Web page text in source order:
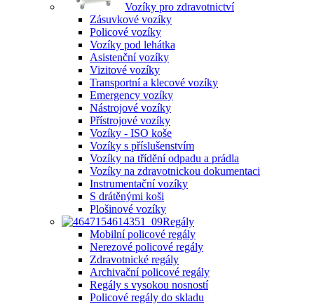
Vozíky pro zdravotnictví
Zásuvkové vozíky
Policové vozíky
Vozíky pod lehátka
Asistenční vozíky
Vizitové vozíky
Transportní a klecové vozíky
Emergency vozíky
Nástrojové vozíky
Přístrojové vozíky
Vozíky - ISO koše
Vozíky s příslušenstvím
Vozíky na třídění odpadu a prádla
Vozíky na zdravotnickou dokumentaci
Instrumentační vozíky
S drátěnými koši
Plošinové vozíky
Regály
Mobilní policové regály
Nerezové policové regály
Zdravotnické regály
Archivační policové regály
Regály s vysokou nosností
Policové regály do skladu